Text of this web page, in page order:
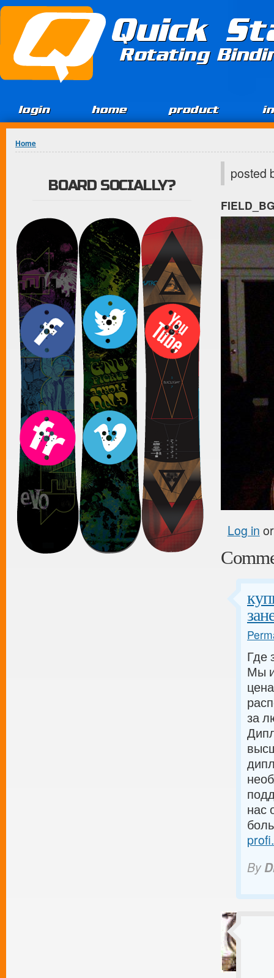
Jump to Content
Quick
Rotating
login home product
You are here
Home
posted
Log in
Где
Мы
за
нас
By
BOARD SOCIALLY?